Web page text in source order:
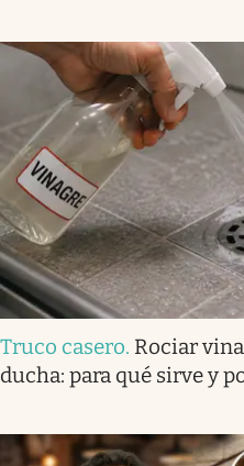
Truco casero. Rociar
ducha: para qué sirve y